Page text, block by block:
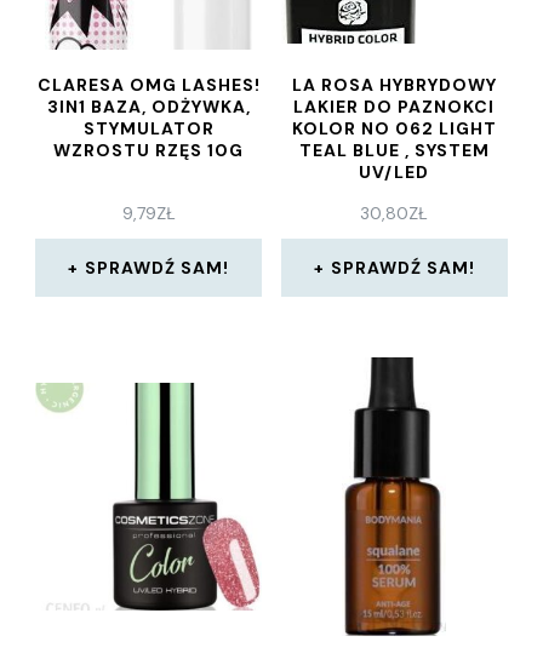
CLARESA OMG LASHES!
3IN1 BAZA, ODŻYWKA,
STYMULATOR
WZROSTU RZĘS 10G
9,79ZŁ
SPRAWDŹ SAM!
LA ROSA HYBRYDOWY
LAKIER DO PAZNOKCI
KOLOR NO 062 LIGHT
TEAL BLUE , SYSTEM
UV/LED
30,80ZŁ
SPRAWDŹ SAM!